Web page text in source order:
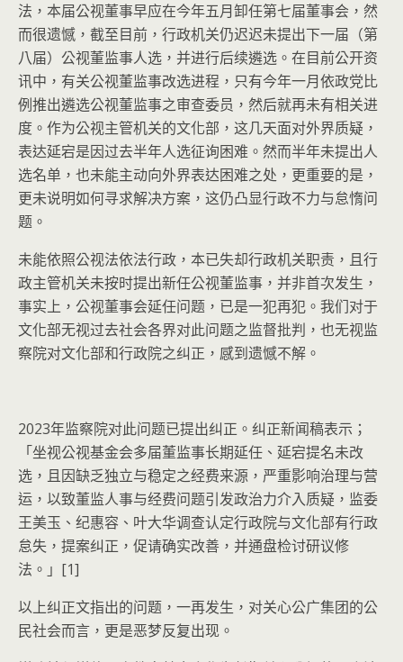
法，本届公视董事早应在今年五月卸任第七届董事会，然
而很遗憾，截至目前，行政机关仍迟迟未提出下一届（第
八届）公视董监事人选，并进行后续遴选。在目前公开资
讯中，有关公视董监事改选进程，只有今年一月依政党比
例推出遴选公视董监事之审查委员，然后就再未有相关进
度。作为公视主管机关的文化部，这几天面对外界质疑，
表达延宕是因过去半年人选征询困难。然而半年未提出人
选名单，也未能主动向外界表达困难之处，更重要的是，
更未说明如何寻求解决方案，这仍凸显行政不力与怠惰问
题。
未能依照公视法依法行政，本已失却行政机关职责，且行
政主管机关未按时提出新任公视董监事，并非首次发生，
事实上，公视董事会延任问题，已是一犯再犯。我们对于
文化部无视过去社会各界对此问题之监督批判，也无视监
察院对文化部和行政院之纠正，感到遗憾不解。
2023年监察院对此问题已提出纠正。纠正新闻稿表示；
「坐视公视基金会多届董监事长期延任、延宕提名未改
选，且因缺乏独立与稳定之经费来源，严重影响治理与营
运，以致董监人事与经费问题引发政治力介入质疑，监委
王美玉、纪惠容、叶大华调查认定行政院与文化部有行政
怠失，提案纠正，促请确实改善，并通盘检讨研议修
法。」 [1]
以上纠正文指出的问题，一再发生，对关心公广集团的公
民社会而言，更是恶梦反复出现。